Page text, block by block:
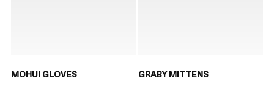
MOHUI GLOVES GRABY MITTENS